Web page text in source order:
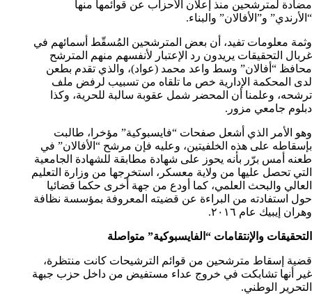
مضادة لمترشحين منذ إعلان الأحزاب عن قوائمها منها
“الأرندي” و”الأفالان” والبناء.
وثمة معلومات تفيد، أن بعض المترشحين المُسقّط أسمائهم في
غربال التحقيقات يريدون رد الإعتبار لأنفسهم منهم المترشح
محافظ “أفالان” وسط واعد محمد (عواد)، والذي تقدم بطعن
لدى المحكمة الإدارية خص ما تلقاه من تسبيب لرفض ملف
ترشحه، وعلمنا أن المحضر شمل عقوبة سالبة للحرية، وكذا
دبلوم جامعي مزور.
وهو الأمر الذي أشعل صفحات “فايسبوكية” مؤخرا، طالبت
بإسقاطه على هذه الخلفيتين، وعليه فإن مرشح “الأفالان” في
طعنه أمس برّر بأنه يحوز على شهادة مطابقة للشهادة الجامعية
التي تحصل عليها من ولاية معسكر، استخرجها من وزارة التعليم
العالي والبحث العلمي، كما أودع من جهة أخرى حكما قضائيا
حول استفادته من البراءة عن قضيته المعروفة بمؤسسة نظافة
وهران إيبيك عام ٢٠١٦.
التحقيقات والإنتقامات “الفايسبوكية” متواصلة
قضية إسقاط مترشحين من قوائم الترشيحات كانت منتظرة،
غير أنها تشابكت في خروج عداء مستفيض من داخل حزب جبهة
التحرير الوطني.